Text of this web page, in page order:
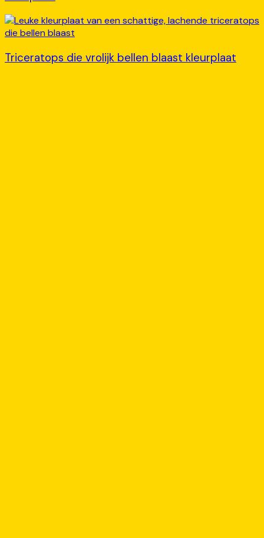
Triceratops die vrolijk bellen blaast kleurplaat